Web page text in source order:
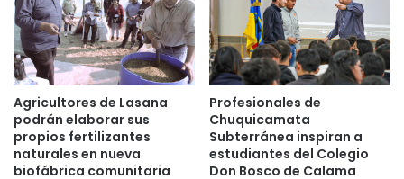
Agricultores de Lasana
podrán elaborar sus
propios fertilizantes
naturales en nueva
biofábrica comunitaria
Profesionales de
Chuquicamata
Subterránea inspiran a
estudiantes del Colegio
Don Bosco de Calama